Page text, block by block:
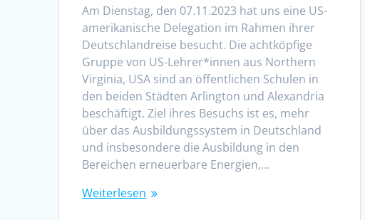
Am Dienstag, den 07.11.2023 hat uns eine US-
amerikanische Delegation im Rahmen ihrer
Deutschlandreise besucht. Die achtköpfige
Gruppe von US-Lehrer*innen aus Northern
Virginia, USA sind an öffentlichen Schulen in
den beiden Städten Arlington und Alexandria
beschäftigt. Ziel ihres Besuchs ist es, mehr
über das Ausbildungssystem in Deutschland
und insbesondere die Ausbildung in den
Bereichen erneuerbare Energien,…
Weiterlesen